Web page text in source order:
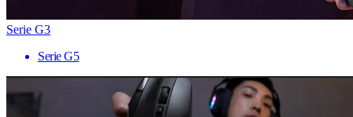
Serie G3
Serie G5